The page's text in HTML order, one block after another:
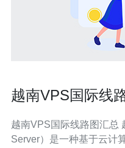
越南VPS国际线
越南VPS国际线路图汇总 越南VPS（Virtual Private
Server）是一种基于云计